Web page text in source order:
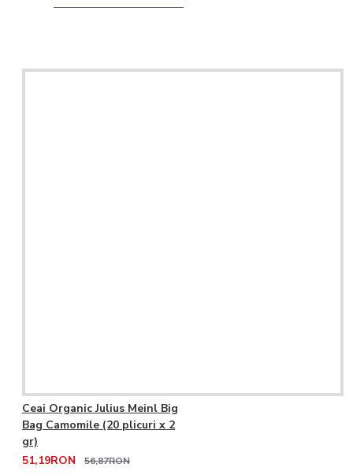
Ceai Organic Julius Meinl Big
Bag Camomile (20 plicuri x 2
gr)
51,19RON
56,87RON